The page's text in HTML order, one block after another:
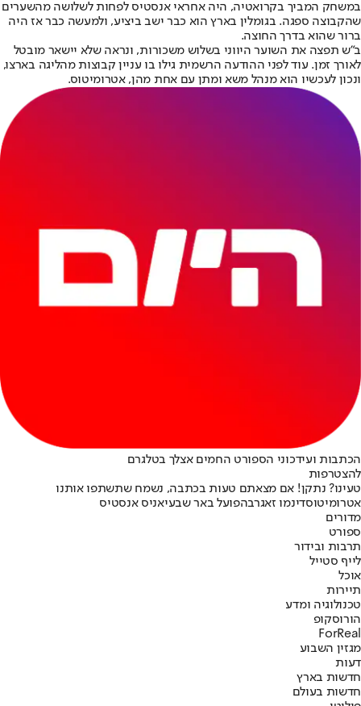
במשחק המביך בקרואטיה, היה אחראי אנסטיס לפחות לשלושה מהשערים
שהקבוצה ספגה. בגומלין בארץ הוא כבר ישב ביציע, ולמעשה כבר אז היה
ברור שהוא בדרך החוצה.
ב"ש תפצה את השוער היווני בשלוש משכורות, ונראה שלא יישאר מובטל
לאורך זמן. עוד לפני ההודעה הרשמית גילו בו עניין קבוצות מהליגה בארצו,
ונכון לעכשיו הוא מנהל משא ומתן עם אחת מהן, אטרומיטוס.
הכתבות ועידכוני הספורט החמים אצלך בטלגרם
להצטרפות
טעינו? נתקן! אם מצאתם טעות בכתבה, נשמח שתשתפו אותנו
אטרומיטוסדינמו זאגרבהפועל באר שבעיאניס אנסטיס
מדורים
ספורט
תרבות ובידור
לייף סטייל
אוכל
תיירות
טכנולוגיה ומדע
הורוסקופ
ForReal
מגזין השבוע
דעות
חדשות בארץ
חדשות בעולם